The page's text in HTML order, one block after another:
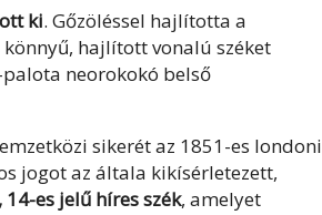
ki. Gőzöléssel hajlította a
hajlított vonalú széket
neorokokó belső
sikerét az 1851-es londoni
jogot az általa kikísérletezett,
es jelű híres szék, amelyet